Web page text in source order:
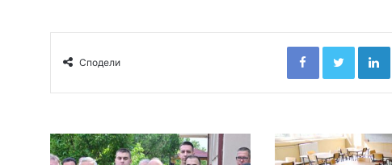
Сподели
FacebookTwitter